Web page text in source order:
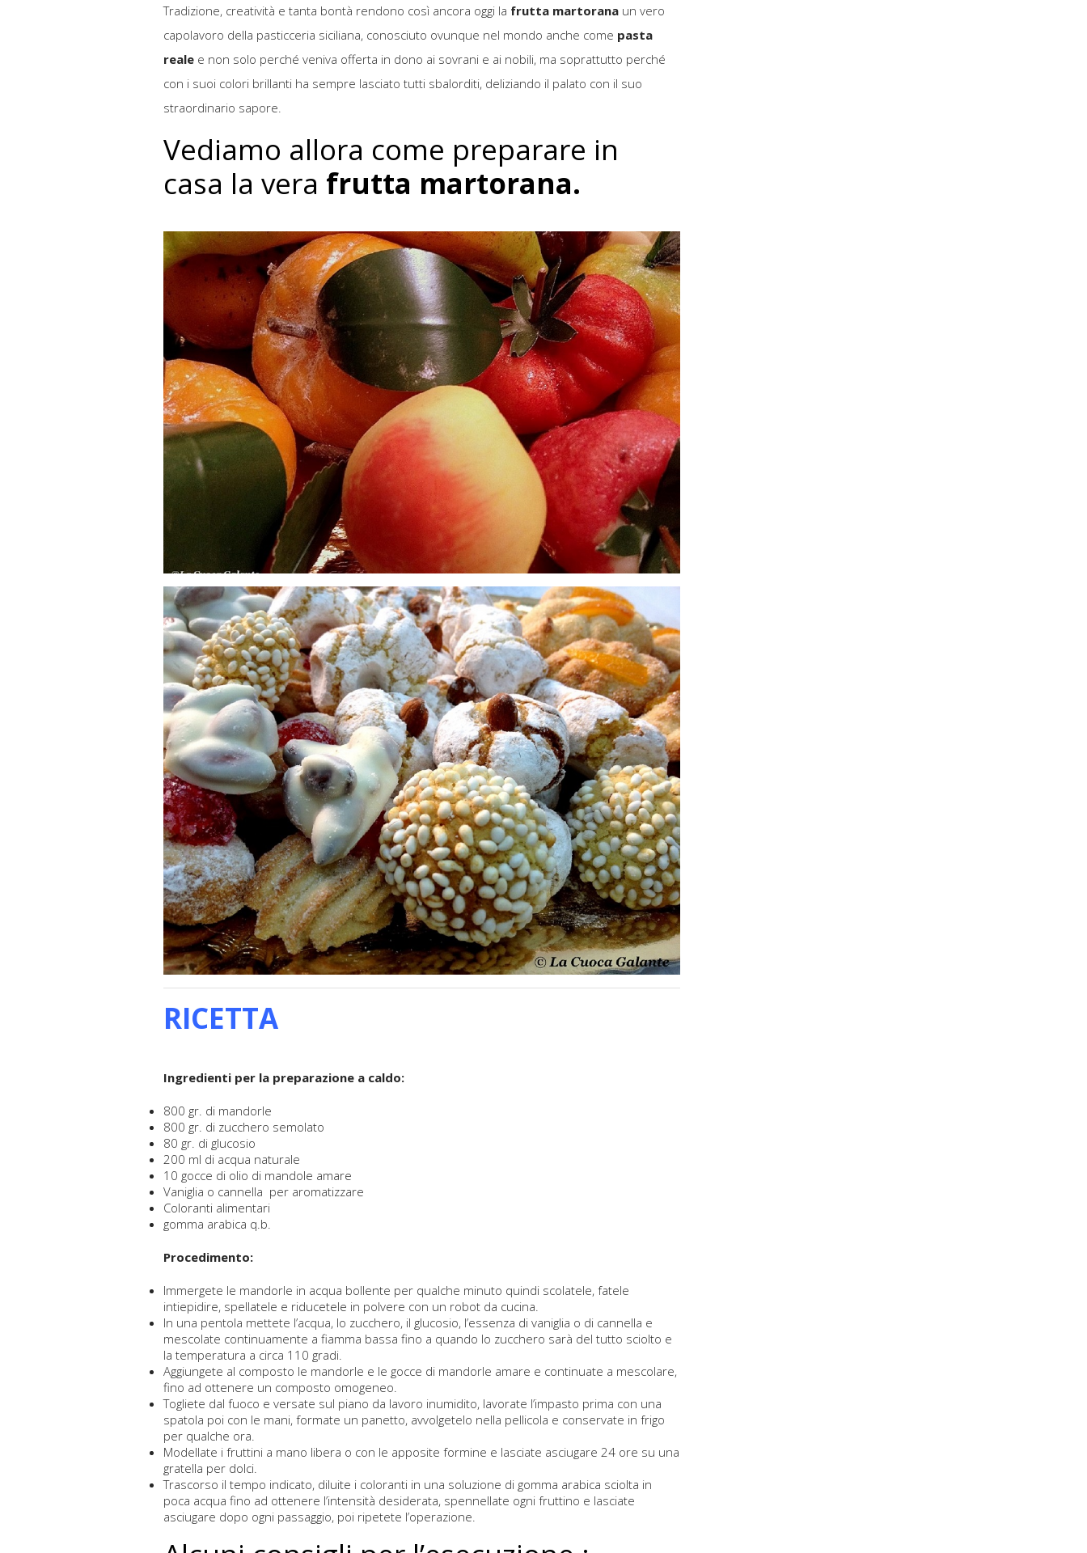
Tradizione, creatività e tanta bontà rendono così ancora oggi la frutta martorana un vero
capolavoro della pasticceria siciliana, conosciuto ovunque nel mondo anche come pasta
reale e non solo perché veniva offerta in dono ai sovrani e ai nobili, ma soprattutto perché
con i suoi colori brillanti ha sempre lasciato tutti sbalorditi, deliziando il palato con il suo
straordinario sapore.
Vediamo allora come preparare in
casa la vera frutta martorana.
RICETTA
Ingredienti per la preparazione a caldo:
800 gr. di mandorle
800 gr. di zucchero semolato
80 gr. di glucosio
200 ml di acqua naturale
10 gocce di olio di mandole amare
Vaniglia o cannella per aromatizzare
Coloranti alimentari
gomma arabica q.b.
Procedimento:
Immergete le mandorle in acqua bollente per qualche minuto quindi scolatele, fatele
intiepidire, spellatele e riducetele in polvere con un robot da cucina.
In una pentola mettete l’acqua, lo zucchero, il glucosio, l’essenza di vaniglia o di cannella e
mescolate continuamente a fiamma bassa fino a quando lo zucchero sarà del tutto sciolto e
la temperatura a circa 110 gradi.
Aggiungete al composto le mandorle e le gocce di mandorle amare e continuate a mescolare,
fino ad ottenere un composto omogeneo.
Togliete dal fuoco e versate sul piano da lavoro inumidito, lavorate l’impasto prima con una
spatola poi con le mani, formate un panetto, avvolgetelo nella pellicola e conservate in frigo
per qualche ora.
Modellate i fruttini a mano libera o con le apposite formine e lasciate asciugare 24 ore su una
gratella per dolci.
Trascorso il tempo indicato, diluite i coloranti in una soluzione di gomma arabica sciolta in
poca acqua fino ad ottenere l’intensità desiderata, spennellate ogni fruttino e lasciate
asciugare dopo ogni passaggio, poi ripetete l’operazione.